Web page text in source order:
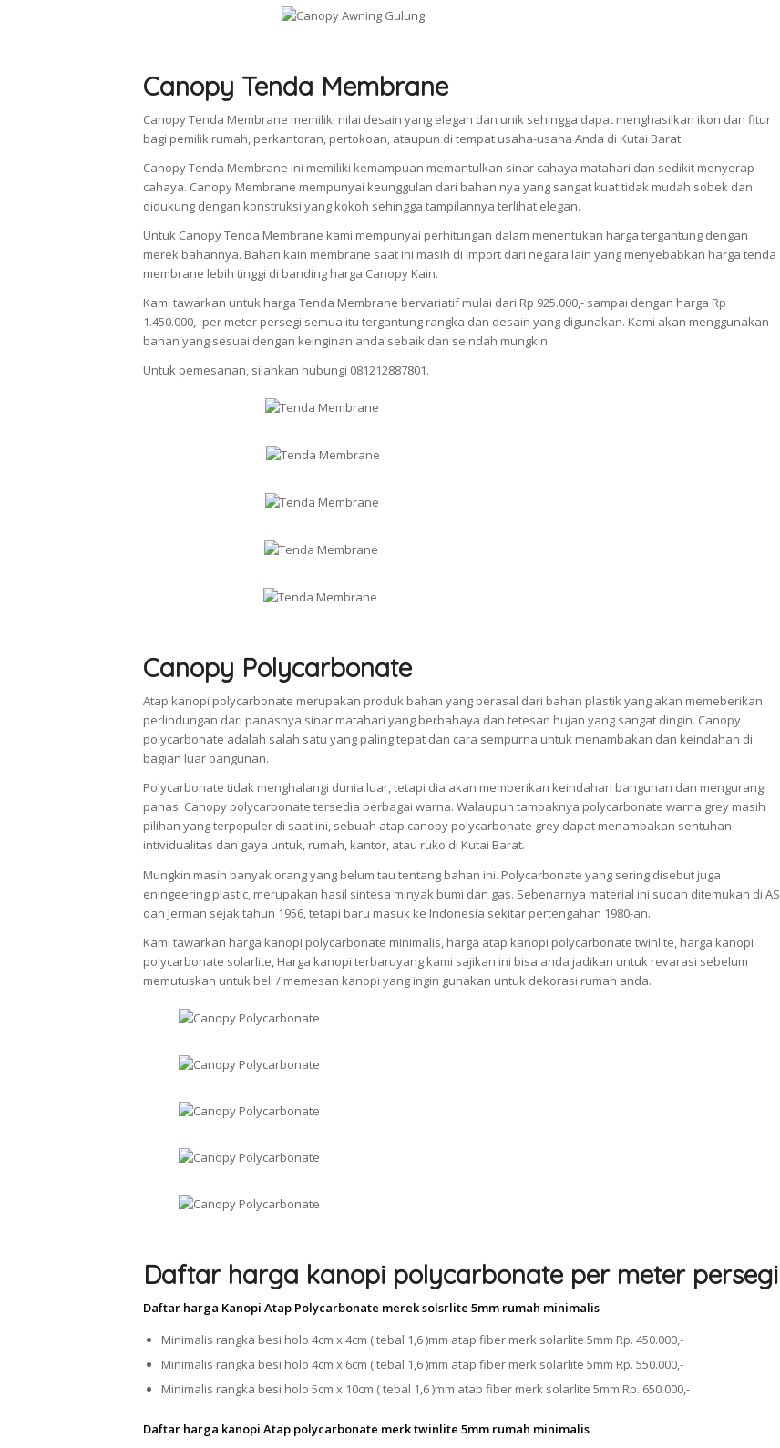
Canopy Tenda Membrane
Canopy Tenda Membrane memiliki nilai desain yang elegan dan unik sehingga dapat menghasilkan ikon dan fitur
bagi pemilik rumah, perkantoran, pertokoan, ataupun di tempat usaha-usaha Anda di Kutai Barat.
Canopy Tenda Membrane ini memiliki kemampuan memantulkan sinar cahaya matahari dan sedikit menyerap
cahaya. Canopy Membrane mempunyai keunggulan dari bahan nya yang sangat kuat tidak mudah sobek dan
didukung dengan konstruksi yang kokoh sehingga tampilannya terlihat elegan.
Untuk Canopy Tenda Membrane kami mempunyai perhitungan dalam menentukan harga tergantung dengan
merek bahannya. Bahan kain membrane saat ini masih di import dari negara lain yang menyebabkan harga tenda
membrane lebih tinggi di banding harga Canopy Kain.
Kami tawarkan untuk harga Tenda Membrane bervariatif mulai dari Rp 925.000,- sampai dengan harga Rp
1.450.000,- per meter persegi semua itu tergantung rangka dan desain yang digunakan. Kami akan menggunakan
bahan yang sesuai dengan keinginan anda sebaik dan seindah mungkin.
Untuk pemesanan, silahkan hubungi 081212887801.
Canopy Polycarbonate
Atap kanopi polycarbonate merupakan produk bahan yang berasal dari bahan plastik yang akan memeberikan
perlindungan dari panasnya sinar matahari yang berbahaya dan tetesan hujan yang sangat dingin. Canopy
polycarbonate adalah salah satu yang paling tepat dan cara sempurna untuk menambakan dan keindahan di
bagian luar bangunan.
Polycarbonate tidak menghalangi dunia luar, tetapi dia akan memberikan keindahan bangunan dan mengurangi
panas. Canopy polycarbonate tersedia berbagai warna. Walaupun tampaknya polycarbonate warna grey masih
pilihan yang terpopuler di saat ini, sebuah atap canopy polycarbonate grey dapat menambakan sentuhan
intividualitas dan gaya untuk, rumah, kantor, atau ruko di Kutai Barat.
Mungkin masih banyak orang yang belum tau tentang bahan ini. Polycarbonate yang sering disebut juga
eningeering plastic, merupakan hasil sintesa minyak bumi dan gas. Sebenarnya material ini sudah ditemukan di AS
dan Jerman sejak tahun 1956, tetapi baru masuk ke Indonesia sekitar pertengahan 1980-an.
Kami tawarkan harga kanopi polycarbonate minimalis, harga atap kanopi polycarbonate twinlite, harga kanopi
polycarbonate solarlite, Harga kanopi terbaruyang kami sajikan ini bisa anda jadikan untuk revarasi sebelum
memutuskan untuk beli / memesan kanopi yang ingin gunakan untuk dekorasi rumah anda.
Daftar harga kanopi polycarbonate per meter persegi
Daftar harga Kanopi Atap Polycarbonate merek solsrlite 5mm rumah minimalis
Minimalis rangka besi holo 4cm x 4cm ( tebal 1,6 )mm atap fiber merk solarlite 5mm Rp. 450.000,-
Minimalis rangka besi holo 4cm x 6cm ( tebal 1,6 )mm atap fiber merk solarlite 5mm Rp. 550.000,-
Minimalis rangka besi holo 5cm x 10cm ( tebal 1,6 )mm atap fiber merk solarlite 5mm Rp. 650.000,-
Daftar harga kanopi Atap polycarbonate merk twinlite 5mm rumah minimalis